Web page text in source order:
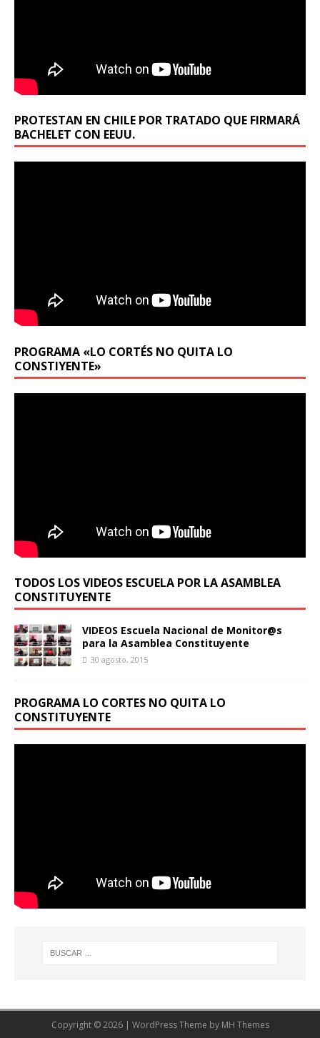
PROTESTAN EN CHILE POR TRATADO QUE FIRMARÁ
BACHELET CON EEUU.
PROGRAMA «LO CORTÉS NO QUITA LO
CONSTIYENTE»
TODOS LOS VIDEOS ESCUELA POR LA ASAMBLEA
CONSTITUYENTE
VIDEOS Escuela Nacional de Monitor@s
para la Asamblea Constituyente
30 agosto, 2015
PROGRAMA LO CORTES NO QUITA LO
CONSTITUYENTE
Copyright © 2026 | WordPress Theme by MH Themes